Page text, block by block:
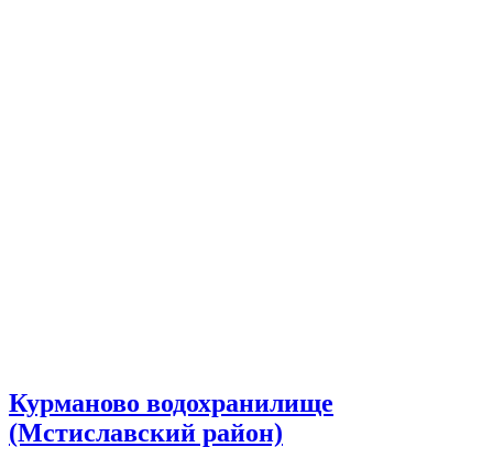
Курманово водохранилище
(Мстиславский район)